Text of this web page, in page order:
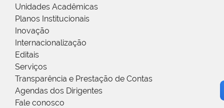
Unidades Acadêmicas
Planos Institucionais
Inovação
Internacionalização
Editais
Serviços
Transparência e Prestação de Contas
Agendas dos Dirigentes
Fale conosco